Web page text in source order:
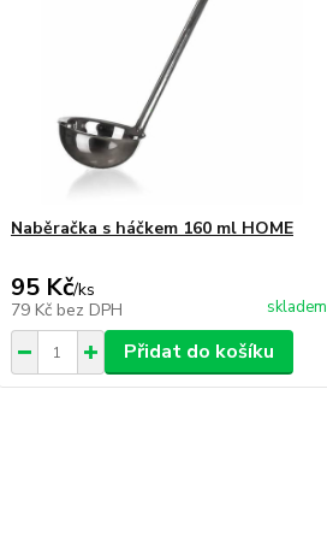
Naběračka s háčkem 160 ml HOME
95 Kč/ks
79 Kč bez DPH skladem
Přidat do košíku